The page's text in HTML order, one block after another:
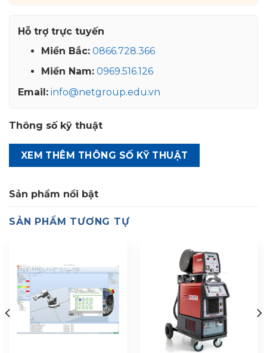
Hỗ trợ trực tuyến
Miền Bắc: 0866.728.366
Miền Nam: 0969.516.126
Email: info@netgroup.edu.vn
Thông số kỹ thuật
XEM THÊM THÔNG SỐ KỸ THUẬT
Sản phẩm nổi bật
SẢN PHẨM TƯƠNG TỰ